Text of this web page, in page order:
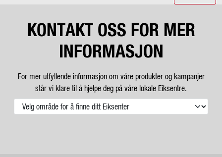
KONTAKT OSS FOR MER
INFORMASJON
For mer utfyllende informasjon om våre produkter og kampanjer
står vi klare til å hjelpe deg på våre lokale Eiksentre.